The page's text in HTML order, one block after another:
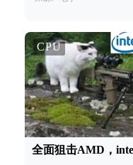
CPU
全面狙击AMD，